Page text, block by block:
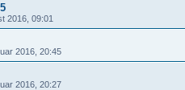
2016, 09:01
2016, 20:45
2016, 20:27